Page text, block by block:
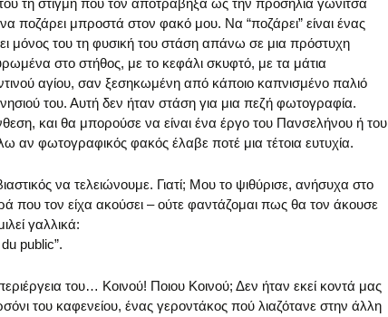
του τη στιγμή που τον αποτράβηξα ως την προσήλια γωνίτσα
ποζάρει μπροστά στον φακό μου. Να “ποζάρει” είναι ένας
μόνος του τη φυσική του στάση απάνω σε μια πρόστυχη
στο στήθος, με το κεφάλι σκυφτό, με τα μάτια
αγίου, σαν ξεσηκωμένη από κάποιο καπνισμένο παλιό
του. Αυτή δεν ήταν στάση για μια πεζή φωτογραφία.
και θα μπορούσε να είναι ένα έργο του Πανσελήνου ή του
αν φωτογραφικός φακός έλαβε ποτέ μια τέτοια ευτυχία.
να τελειώνουμε. Γιατί; Μου το ψιθύρισε, ανήσυχα στο
που τον είχα ακούσει – ούτε φαντάζομαι πως θα τον άκουσε
γαλλικά:
public”.
του… Κοινού! Ποιου Κοινού; Δεν ήταν εκεί κοντά μας
του καφενείου, ένας γεροντάκος πού λιαζότανε στην άλλη